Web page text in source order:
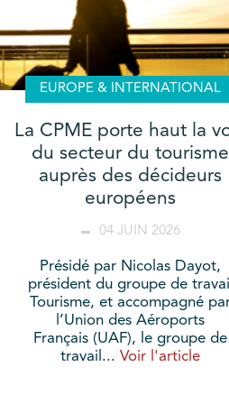
EUROPE & INTERNATIONAL
La CPME porte haut la
du secteur du tourisme
auprès des décideurs
européens
04 JUIN 2026
Présidé par Nicolas Dayot,
président du groupe de travail
Tourisme, et accompagné
l’Union des Aéroports
Français (UAF), le groupe de
travail...Voir l'article